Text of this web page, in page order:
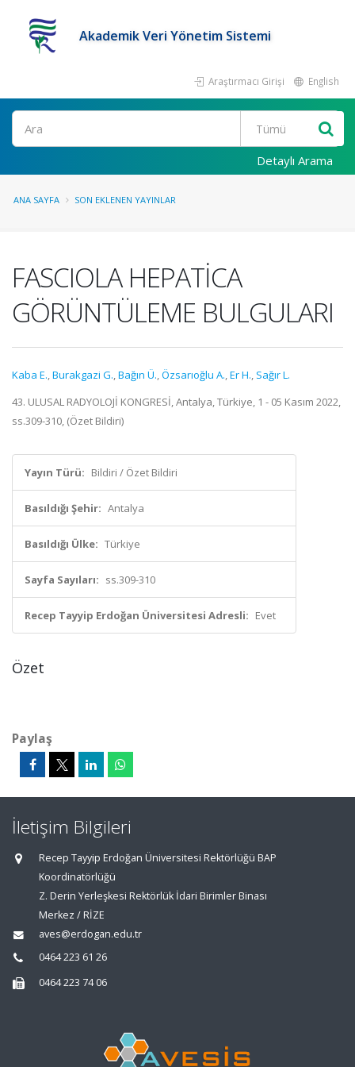
Akademik Veri Yönetim Sistemi
Araştırmacı Girişi English
Ara
Detaylı Arama
ANA SAYFA SON EKLENEN YAYINLAR
FASCIOLA HEPATİCA
GÖRÜNTÜLEME BULGULARI
Kaba E.,Burakgazi G.,Bağın Ü.,Özsarıoğlu A.,Er H., Sağır L.
43. ULUSAL RADYOLOJİ KONGRESİ, Antalya, Türkiye, 1 - 05 Kasım 2022,
ss.309-310, (Özet Bildiri)
Yayın Türü: Bildiri / Özet Bildiri
Basıldığı Şehir: Antalya
Basıldığı Ülke: Türkiye
Sayfa Sayıları: ss.309-310
Recep Tayyip Erdoğan Üniversitesi Adresli: Evet
Özet
Paylaş
İletişim Bilgileri
Recep Tayyip Erdoğan Üniversitesi Rektörlüğü BAP
Koordinatörlüğü
Z. Derin Yerleşkesi Rektörlük İdari Birimler Binası
Merkez / RİZE
aves@erdogan.edu.tr
0464 223 61 26
0464 223 74 06